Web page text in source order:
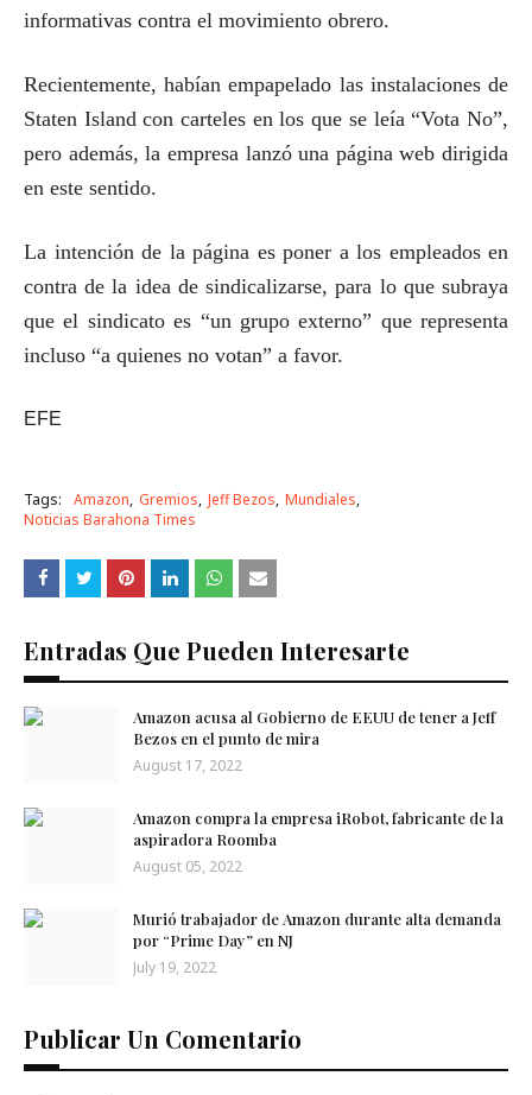
informativas contra el movimiento obrero.
Recientemente, habían empapelado las instalaciones de
Staten Island con carteles en los que se leía “Vota No”,
pero además, la empresa lanzó una página web dirigida
en este sentido.
La intención de la página es poner a los empleados en
contra de la idea de sindicalizarse, para lo que subraya
que el sindicato es “un grupo externo” que representa
incluso “a quienes no votan” a favor.
EFE
Tags: Amazon Gremios Jeff Bezos Mundiales
Noticias Barahona Times
Entradas Que Pueden Interesarte
Amazon acusa al Gobierno de EEUU de tener a Jeff
Bezos en el punto de mira
August 17, 2022
Amazon compra la empresa iRobot, fabricante de la
aspiradora Roomba
August 05, 2022
Murió trabajador de Amazon durante alta demanda
por “Prime Day” en NJ
July 19, 2022
Publicar Un Comentario